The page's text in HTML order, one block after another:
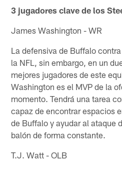
3 jugadores clave de los
James Washington - WR
La defensiva de Buffalo
la NFL, sin embargo, en un
mejores jugadores de este
Washington es el MVP de la
momento. Tendrá una tarea
capaz de encontrar espacios
de Buffalo y ayudar al ataque
balón de forma constante.
T.J. Watt - OLB